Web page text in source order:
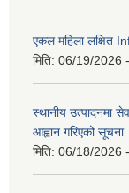
एकल महिला लक्षित
मिति: 06/19/2026
स्थानीय उत्पादनमा
आह्वान गरिएको सूचना
मिति: 06/18/2026